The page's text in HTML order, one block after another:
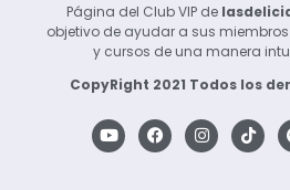
Página del Club VIP de
objetivo de ayudar a sus
y cursos de una manera
CopyRight 2021 Todos los